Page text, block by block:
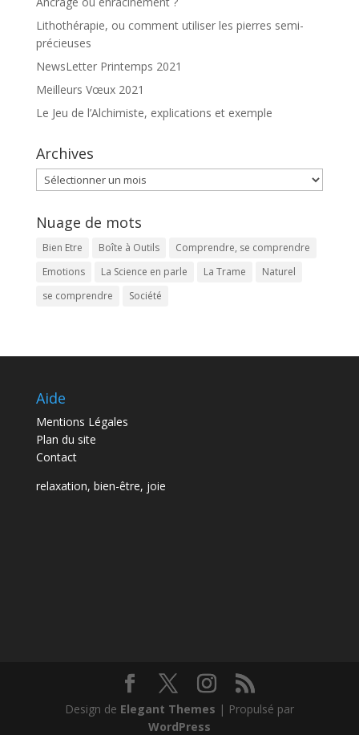
Lithothérapie, ou comment utiliser les pierres semi-
précieuses
NewsLetter Printemps 2021
Meilleurs Vœux 2021
Le Jeu de l’Alchimiste, explications et exemple
Archives
Archives
Nuage de mots
Bien Etre Boîte à Outils
Comprendre, se comprendre
Emotions
La Science en parle La Trame
Naturel
se comprendre
Société
Aide
Mentions Légales
Plan du site
Contact
relaxation, bien-être, joie
Design de Elegant Themes | Propulsé par
WordPress